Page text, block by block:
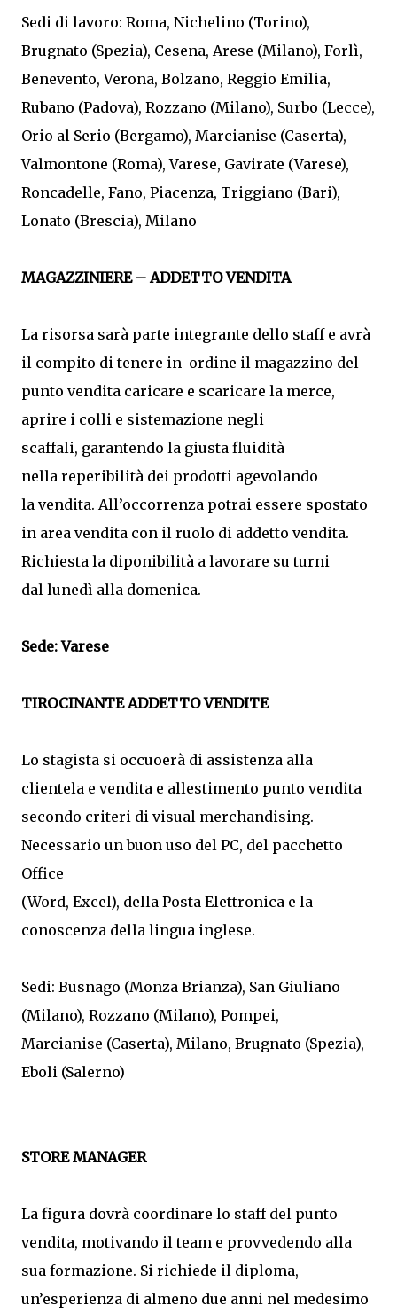
Sedi di lavoro: Roma, Nichelino (Torino),
Brugnato (Spezia), Cesena, Arese (Milano), Forlì,
Benevento, Verona, Bolzano, Reggio Emilia,
Rubano (Padova), Rozzano (Milano), Surbo (Lecce),
Orio al Serio (Bergamo), Marcianise (Caserta),
Valmontone (Roma), Varese, Gavirate (Varese),
Roncadelle, Fano, Piacenza, Triggiano (Bari),
Lonato (Brescia), Milano
MAGAZZINIERE – ADDETTO VENDITA
La risorsa sarà parte integrante dello staff e avrà
il compito di tenere in ordine il magazzino del
punto vendita caricare e scaricare la merce,
aprire i colli e sistemazione negli
scaffali, garantendo la giusta fluidità
nella reperibilità dei prodotti agevolando
la vendita. All’occorrenza potrai essere spostato
in area vendita con il ruolo di addetto vendita.
Richiesta la diponibilità a lavorare su turni
dal lunedì alla domenica.
Sede: Varese
TIROCINANTE ADDETTO VENDITE
Lo stagista si occuoerà di assistenza alla
clientela e vendita e allestimento punto vendita
secondo criteri di visual merchandising.
Necessario un buon uso del PC, del pacchetto
Office
(Word, Excel), della Posta Elettronica e la
conoscenza della lingua inglese.
Sedi: Busnago (Monza Brianza), San Giuliano
(Milano), Rozzano (Milano), Pompei,
Marcianise (Caserta), Milano, Brugnato (Spezia),
Eboli (Salerno)
STORE MANAGER
La figura dovrà coordinare lo staff del punto
vendita, motivando il team e provvedendo alla
sua formazione. Si richiede il diploma,
un’esperienza di almeno due anni nel medesimo